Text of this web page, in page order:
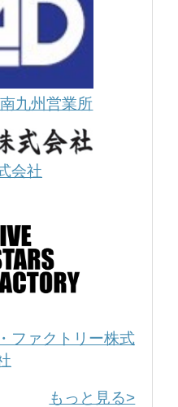
九州営業所
会社
ファクトリー株式
もっと見る>